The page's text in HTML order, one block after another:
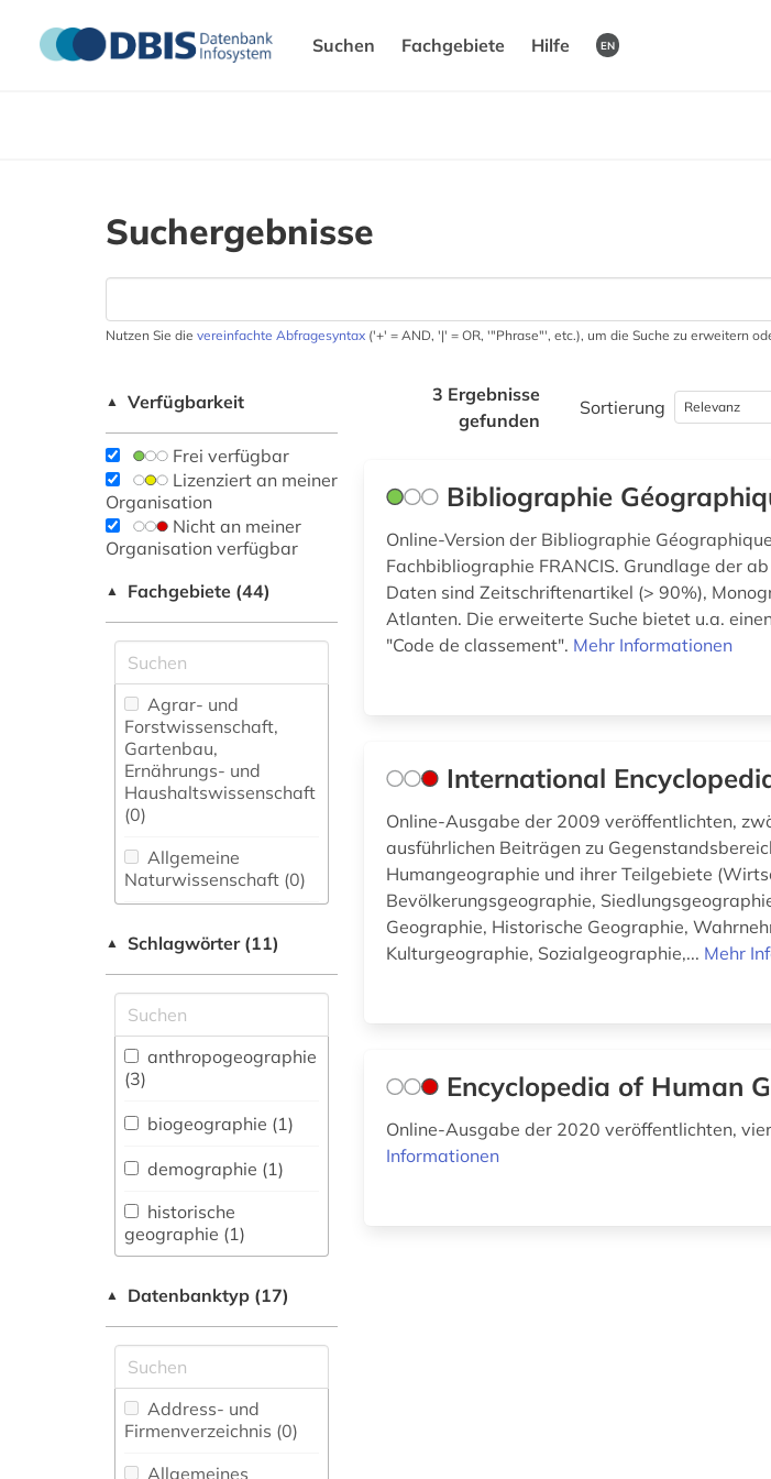
Suchen Fachgebiete Hilfe EN
Suchergebnisse
Nutzen Sie die vereinfachte Abfragesyntax ('+' = AND, '|' = OR, '"Phrase"', etc.), um die Suche zu erweitern
▲ Verfügbarkeit
Frei verfügbar
Lizenziert an meiner
Organisation
Nicht an meiner
Organisation verfügbar
▲ Fachgebiete (44)
Agrar- und
Forstwissenschaft,
Gartenbau,
Ernährungs- und
Haushaltswissenschaft
(0)
Allgemeine
Naturwissenschaft (0)
fachübergreifende
Allgemeine und
vergleichende Sprach-
und
Literaturwissenschaft.
Außereuropäische
Sprachen und
Literaturen (0)
Anglistik.
Amerikanistik (0)
Vermessungswesen (0)
Biologie,
Biotechnologie (0)
Buch- und
▲ Schlagwörter (11)
anthropogeographie
(3)
biogeographie (1)
demographie (1)
historische
geographie (1)
(3)
kartographie (1)
landeskunde (1)
physische
▲ Datenbanktyp (17)
Address- und
Firmenverzeichnis (0)
Allgemeines
3 Ergebnisse
gefunden
Sortierung
Bibliographie
Online-Version der Bibliographie
Fachbibliographie FRANCIS. Grundlage der
Daten sind Zeitschriftenartikel (> 90%),
Atlanten. Die erweiterte Suche bietet u.a.
"Code de classement". Mehr Informationen
International
Online-Ausgabe der 2009 veröffentlichten,
ausführlichen Beiträgen zu
Humangeographie und ihrer Teilgebiete
Bevölkerungsgeographie,
Geographie, Historische Geographie,
Kulturgeographie, Sozialgeographie,... Mehr
Encyclopedia of Human
Online-Ausgabe der 2020 veröffentlichten,
Informationen